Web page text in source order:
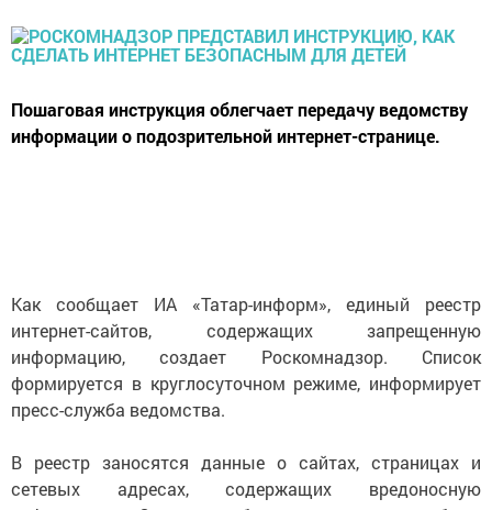
Пошаговая инструкция облегчает передачу ведомству
информации о подозрительной интернет-странице.
Как сообщает ИА «Татар-информ», единый реестр
интернет-сайтов, содержащих запрещенную
информацию, создает Роскомнадзор. Список
формируется в круглосуточном режиме, информирует
пресс-служба ведомства.
В реестр заносятся данные о сайтах, страницах и
сетевых адресах, содержащих вредоносную